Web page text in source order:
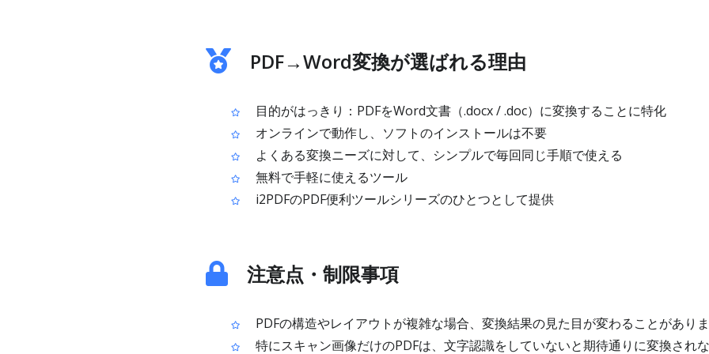
PDF→Word変換が選ばれる理由
目的がはっきり：PDFをWord文書（.docx / .doc）に変換することに特化
オンラインで動作し、ソフトのインストールは不要
よくある変換ニーズに対して、シンプルで毎回同じ手順で使える
無料で手軽に使えるツール
i2PDFのPDF便利ツールシリーズのひとつとして提供
注意点・制限事項
PDFの構造やレイアウトが複雑な場合、変換結果の見た目が変わることがあり
特にスキャン画像だけのPDFは、文字認識をしていないと期待通りに変換され